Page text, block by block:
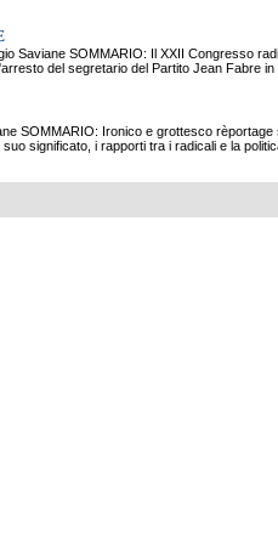
Saviane SOMMARIO: Il XXII Congresso
del segretario del Partito Jean Fabre
SOMMARIO: Ironico e grottesco
significato, i rapporti tra i radicali e la